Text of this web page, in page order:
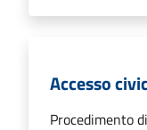
Accesso
Procedimento